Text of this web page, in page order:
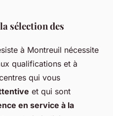
sélection des
à Montreuil nécessite
qualifications et à
qui vous
et qui sont
en service à la